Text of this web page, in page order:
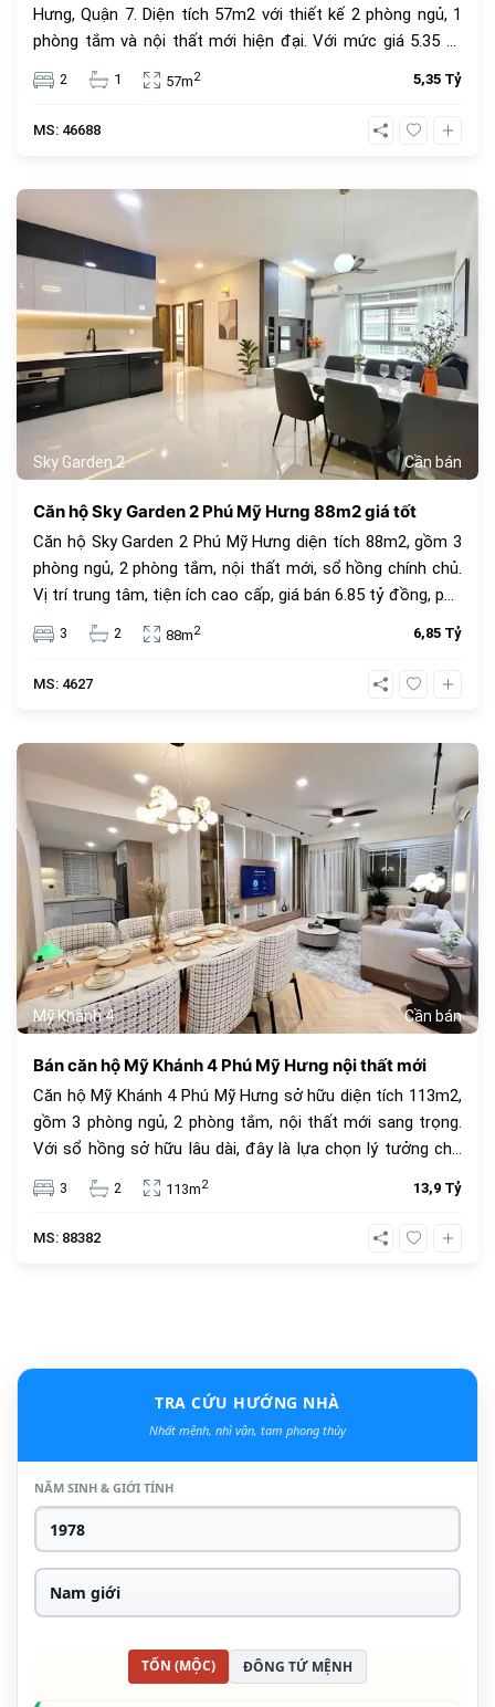
Hưng, Quận 7. Diện tích 57m2 với thiết kế 2 phòng ngủ, 1
phòng tắm và nội thất mới hiện đại. Với mức giá 5.35 tỷ
đồng, đây là lựa chọn an cư lý tưởng hoặc đầu tư cho
thuê sinh lời cao trong cộng đồng văn minh.
2 1 57m2 5,35 Tỷ
MS: 46688
Sky Garden 2 Cần bán
Căn hộ Sky Garden 2 Phú Mỹ Hưng 88m2 giá tốt
Căn hộ Sky Garden 2 Phú Mỹ Hưng diện tích 88m2, gồm 3
phòng ngủ, 2 phòng tắm, nội thất mới, sổ hồng chính chủ.
Vị trí trung tâm, tiện ích cao cấp, giá bán 6.85 tỷ đồng, phù
hợp để ở hoặc đầu tư.
3 2 88m2 6,85 Tỷ
MS: 4627
Mỹ Khánh 4 Cần bán
Bán căn hộ Mỹ Khánh 4 Phú Mỹ Hưng nội thất mới
Căn hộ Mỹ Khánh 4 Phú Mỹ Hưng sở hữu diện tích 113m2,
gồm 3 phòng ngủ, 2 phòng tắm, nội thất mới sang trọng.
Với sổ hồng sở hữu lâu dài, đây là lựa chọn lý tưởng cho
an cư và đầu tư. Giá bán 13.9 tỷ đồng, vị trí trung tâm, tiện
ích đầy đủ.
3 2 113m2 13,9 Tỷ
MS: 88382
TRA CỨU HƯỚNG NHÀ
Nhất mệnh, nhì vận, tam phong thủy
NĂM SINH & GIỚI TÍNH
TỐN (MỘC) ĐÔNG TỨ MỆNH